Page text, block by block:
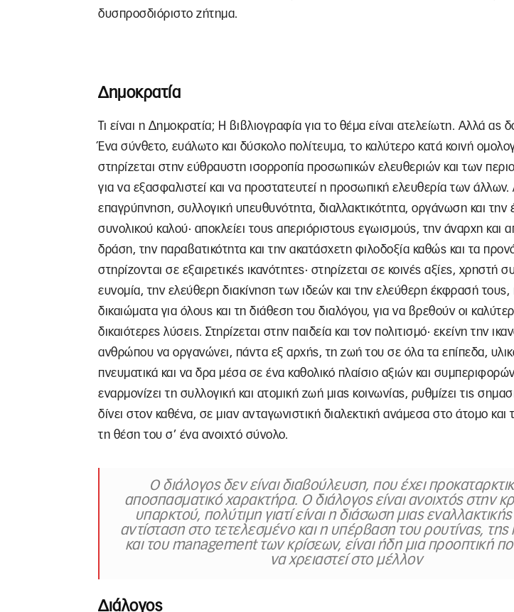
δυσπροσδιόριστο ζήτημα.
Δημοκρατία
Τι είναι η Δημοκρατία; Η βιβλιογραφία για το θέμα είναι ατελείωτη. Αλλά ας
Ένα σύνθετο, ευάλωτο και δύσκολο πολίτευμα, το καλύτερο κατά κοινή
στηρίζεται στην εύθραυστη ισορροπία προσωπικών ελευθεριών και των
για να εξασφαλιστεί και να προστατευτεί η προσωπική ελευθερία των άλλων.
επαγρύπνηση, συλλογική υπευθυνότητα, διαλλακτικότητα, οργάνωση και την
συνολικού καλού· αποκλείει τους απεριόριστους εγωισμούς, την άναρχη και
δράση, την παραβατικότητα και την ακατάσχετη φιλοδοξία καθώς και τα
στηρίζονται σε εξαιρετικές ικανότητες· στηρίζεται σε κοινές αξίες, χρηστή
ευνομία, την ελεύθερη διακίνηση των ιδεών και την ελεύθερη έκφρασή τους,
δικαιώματα για όλους και τη διάθεση του διαλόγου, για να βρεθούν οι
δικαιότερες λύσεις. Στηρίζεται στην παιδεία και τον πολιτισμό· εκείνη την
ανθρώπου να οργανώνει, πάντα εξ αρχής, τη ζωή του σε όλα τα επίπεδα,
πνευματικά και να δρα μέσα σε ένα καθολικό πλαίσιο αξιών και
εναρμονίζει τη συλλογική και ατομική ζωή μιας κοινωνίας, ρυθμίζει τις
δίνει στον καθένα, σε μιαν ανταγωνιστική διαλεκτική ανάμεσα στο άτομο και
τη θέση του σ’ ένα ανοιχτό σύνολο.
Ο διάλογος δεν είναι διαβούλευση, που έχει
αποσπασματικό χαρακτήρα. Ο διάλογος είναι ανοιχτός στην
υπαρκτού, πολύτιμη γιατί είναι η διάσωση μιας
αντίσταση στο τετελεσμένο και η υπέρβαση του ρουτίνας,
και του management των κρίσεων, είναι ήδη μια προοπτική
να χρειαστεί στο μέλλον
Διάλογος